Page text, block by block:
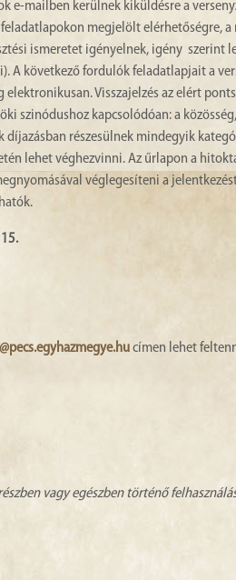
e-mailben kerülnek kiküldésre a
megjelölt elérhetőségre,
ismeretet igényelnek, igény
A következő fordulók feladatlapjait a
Visszajelzés az elért
szinódushoz kapcsolódóan: a
részesülnek mindegyik
lehet véghezvinni. Az űrlapon a
véglegesíteni a
címen lehet
vagy egészben történő